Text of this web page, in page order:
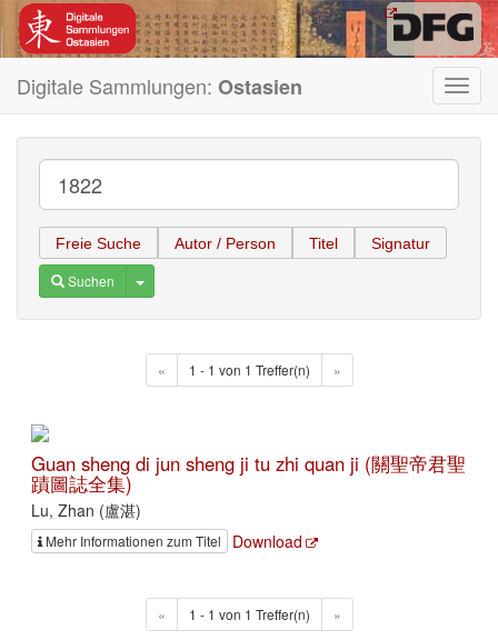
Digitale Sammlungen: Ostasien
Freie Suche Autor / Person Titel Signatur
Suchen Toggle Dropdown
« 1 - 1 von 1 Treffer(n) »
Guan sheng di jun sheng ji tu zhi quan ji (關聖帝君聖
蹟圖誌全集)
Lu, Zhan (盧湛)
Mehr Informationen zum Titel Download
« 1 - 1 von 1 Treffer(n) »